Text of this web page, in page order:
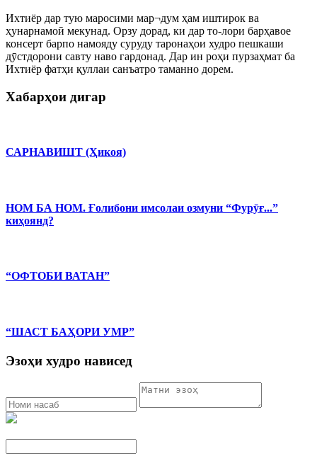
Ихтиёр дар тую маросими мар¬дум ҳам иштирок ва
ҳунарнамоӣ мекунад. Орзу дорад, ки дар то-лори барҳавое
консерт барпо намояду суруду таронаҳои худро пешкаши
дӯстдорони савту наво гардонад. Дар ин роҳи пурзаҳмат ба
Ихтиёр фатҳи қуллаи санъатро таманно дорем.
Хабарҳои дигар
САРНАВИШТ (Ҳикоя)
НОМ БА НОМ. Ғолибони имсолаи озмуни “Фурӯғ...”
киҳоянд?
“ОФТОБИ ВАТАН”
“ШАСТ БАҲОРИ УМР”
Эзоҳи худро нависед